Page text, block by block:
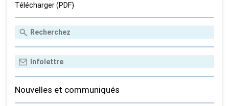
Télécharger (PDF)
Nouvelles et communiqués